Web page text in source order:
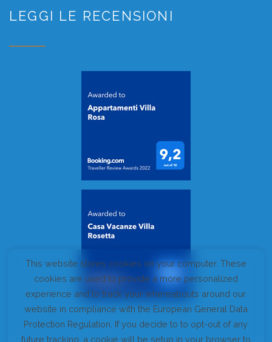
LEGGI LE RECENSIONI
This website stores cookies on your computer. These
cookies are used to provide a more personalized
experience and to track your whereabouts around our
website in compliance with the European General Data
Protection Regulation. If you decide to to opt-out of any
future tracking, a cookie will be setup in your browser to